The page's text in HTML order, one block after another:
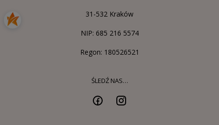
31-532 Kraków
NIP: 685 216 5574
Regon: 180526521
ŚLEDŹ NAS…